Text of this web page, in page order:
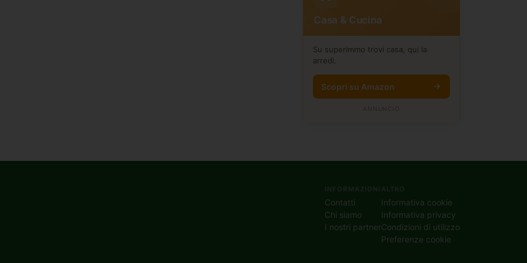
Casa & Cucina
Su superimmo trovi casa, qui la
arredi.
Scopri su Amazon
ANNUNCIO
Contatti
Chi siamo
I nostri partner
Informativa cookie
Informativa privacy
Condizioni di utilizzo
Preferenze cookie